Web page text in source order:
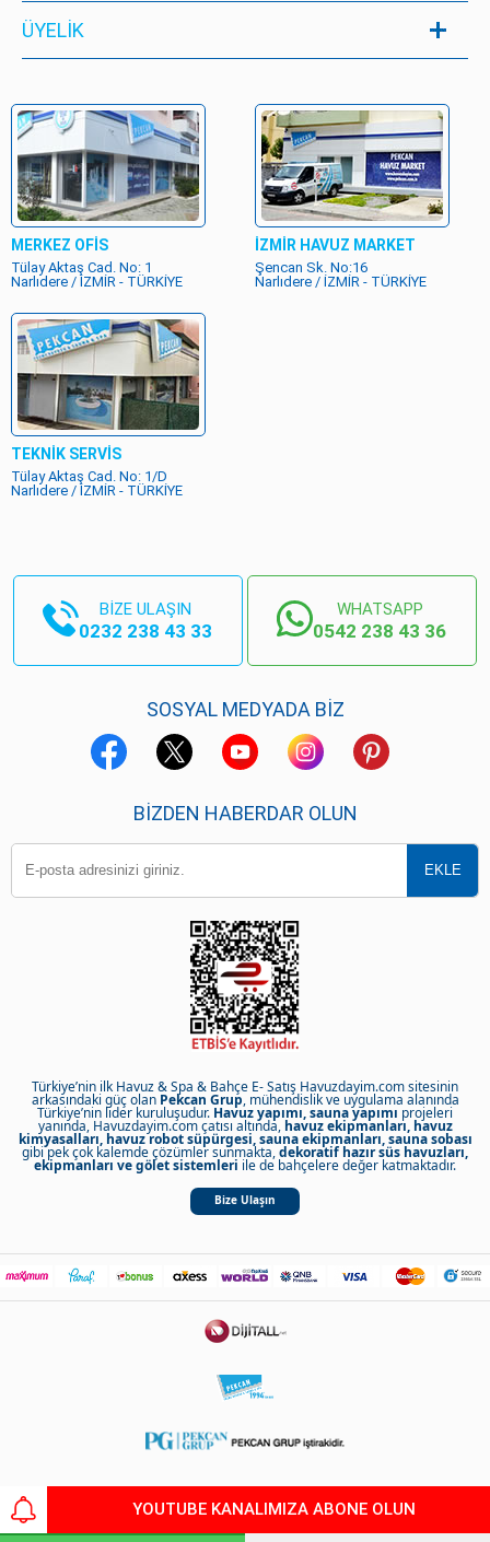
YOUTUBE KANALIMIZA ABONE OLUN
ÜYELIK
MERKEZ OFİS
Tülay Aktaş Cad. No: 1
Narlıdere / İZMİR - TÜRKİYE
İZMİR HAVUZ MARKET
Şencan Sk. No:16
Narlıdere / İZMİR - TÜRKİYE
TEKNİK SERVİS
Tülay Aktaş Cad. No: 1/D
Narlıdere / İZMİR - TÜRKİYE
BİZE ULAŞIN
0232 238 43 33
WHATSAPP
0542 238 43 36
SOSYAL MEDYADA BİZ
BIZDEN HABERDAR OLUN
Türkiye’nin ilk Havuz & Spa & Bahçe E- Satış Havuzdayim.com sitesinin
arkasındaki güç olan Pekcan Grup, mühendislik ve uygulama alanında
Türkiye’nin lider kuruluşudur. Havuz yapımı, sauna yapımı projeleri
yanında, Havuzdayim.com çatısı altında, havuz ekipmanları, havuz
kimyasalları, havuz robot süpürgesi, sauna ekipmanları, sauna sobası
gibi pek çok kalemde çözümler sunmakta,dekoratif hazır süs havuzları,
ekipmanları ve gölet sistemleri ile de bahçelere değer katmaktadır.
Bize Ulaşın
Copyright 2021 Pekcan